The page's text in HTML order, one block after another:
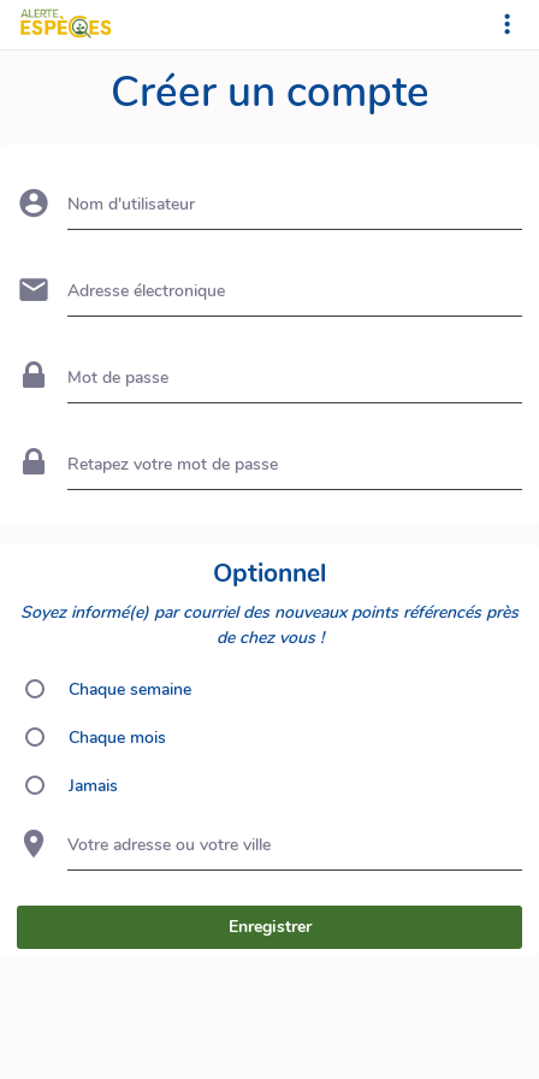
Créer un compte
Nom d'utilisateur
Adresse électronique
Mot de passe
Retapez votre mot de passe
Optionnel
Soyez informé(e) par courriel des nouveaux points référencés près
de chez vous !
Chaque semaine
Chaque mois
Jamais
Votre adresse ou votre ville